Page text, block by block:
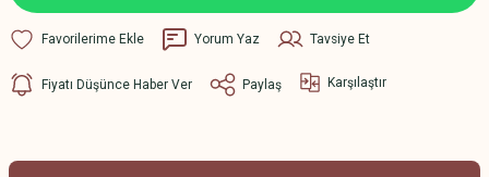
Yorum Yaz Tavsiye Et
Fiyatı Düşünce Haber Ver Paylaş Karşılaştır